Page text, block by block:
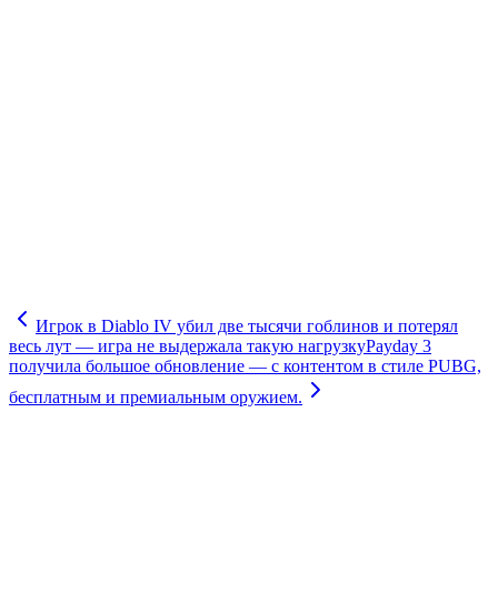
Игрок в Diablo IV убил две тысячи гоблинов и потерял
весь лут — игра не выдержала такую нагрузкуPayday 3
получила большое обновление — с контентом в стиле PUBG,
бесплатным и премиальным оружием.